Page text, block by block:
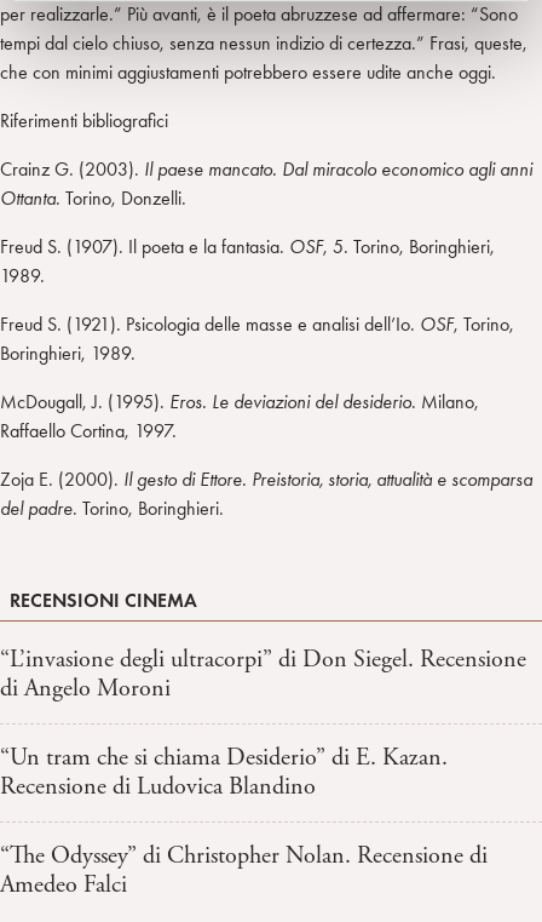
per realizzarle.” Più avanti, è il poeta abruzzese ad affermare: “Sono
tempi dal cielo chiuso, senza nessun indizio di certezza.” Frasi, queste,
che con minimi aggiustamenti potrebbero essere udite anche oggi.
Riferimenti bibliografici
Crainz G. (2003). Il paese mancato. Dal miracolo economico agli anni
Ottanta. Torino, Donzelli.
Freud S. (1907). Il poeta e la fantasia. OSF, 5. Torino, Boringhieri,
1989.
Freud S. (1921). Psicologia delle masse e analisi dell’Io. OSF, Torino,
Boringhieri, 1989.
McDougall, J. (1995). Eros. Le deviazioni del desiderio. Milano,
Raffaello Cortina, 1997.
Zoja E. (2000). Il gesto di Ettore. Preistoria, storia, attualità e scomparsa
del padre. Torino, Boringhieri.
RECENSIONI CINEMA
“L’invasione degli ultracorpi” di Don Siegel. Recensione
di Angelo Moroni
“Un tram che si chiama Desiderio” di E. Kazan.
Recensione di Ludovica Blandino
“The Odyssey” di Christopher Nolan. Recensione di
Amedeo Falci